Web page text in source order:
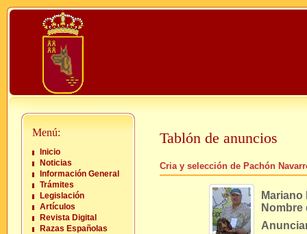
Menú:
Inicio
Noticias
Información General
Trámites
Legislación
Artículos
Revista Digital
Razas Españolas
Tablón de anuncios
Cria y selección de Pachón
Mariano
Nombre